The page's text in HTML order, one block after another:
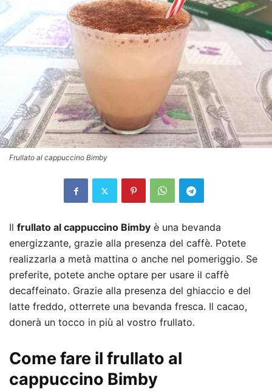
Frullato al cappuccino Bimby
Il frullato al cappuccino Bimby è una bevanda
energizzante, grazie alla presenza del caffè. Potete
realizzarla a metà mattina o anche nel pomeriggio. Se
preferite, potete anche optare per usare il caffè
decaffeinato. Grazie alla presenza del ghiaccio e del
latte freddo, otterrete una bevanda fresca. Il cacao,
donerà un tocco in più al vostro frullato.
Come fare il frullato al
cappuccino Bimby